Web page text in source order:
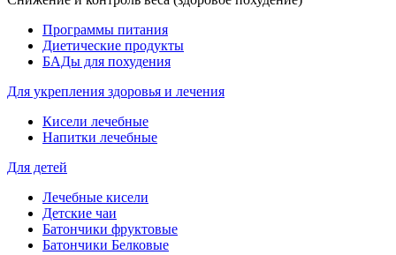
Программы питания
Диетические продукты
БАДы для похудения
Для укрепления здоровья и лечения
Кисели лечебные
Напитки лечебные
Для детей
Лечебные кисели
Детские чаи
Батончики фруктовые
Батончики Белковые